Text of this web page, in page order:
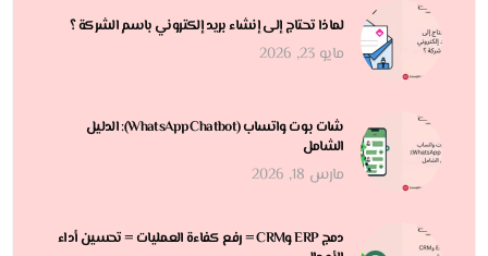
لماذا تحتاج إلى إنشاء بريد إلكتروني باسم الشركة ؟
مايو 23, 2026
شات بوت واتساب (WhatsApp Chatbot): الدليل
الشامل
مارس 18, 2026
دمج ERP وCRM = رفع كفاءة العمليات = تحسين أداء